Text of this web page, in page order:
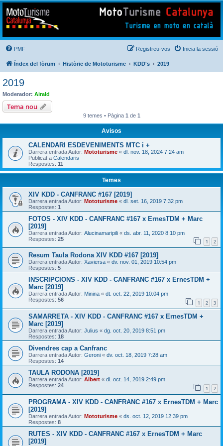
Mototurisme
Turisme en moto en català
PMF Inicia la sessió
Registreu-vos
Índex del fòrum Històric de Mototurisme KDD's 2019
2019
Moderador: Airald
Tema nou
9 temes • Pàgina 1 de 1
Avisos
CALENDARI ESDEVENIMENTS MTC i +
Darrera entrada Autor: Mototurisme « dl. nov. 18, 2024 7:24 am
Publicat a Calendaris
Respostes: 11
Temes
XIV KDD - CANFRANC #167 [2019]
Darrera entrada Autor: Mototurisme « dl. set. 16, 2019 7:32 pm
Respostes: 1
FOTOS - XIV KDD - CANFRANC #167 x ErnesTDM + Marc
[2019]
Darrera entrada Autor: Alucinamaripili « ds. abr. 11, 2020 8:10 pm
Respostes: 25 1 2
Resum Taula Rodona XIV KDD #167 [2019]
Darrera entrada Autor: Xaviersa « dv. nov. 01, 2019 10:54 pm
Respostes: 5
INSCRIPCIONS - XIV KDD - CANFRANC #167 x ErnesTDM +
Marc [2019]
Darrera entrada Autor: Minina « dt. oct. 22, 2019 10:04 pm
Respostes: 56 1 2 3
SAMARRETA - XIV KDD - CANFRANC #167 x ErnesTDM +
Marc [2019]
Darrera entrada Autor: Julius « dg. oct. 20, 2019 8:51 pm
Respostes: 18
Divendres cap a Canfranc
Darrera entrada Autor: Geroni « dv. oct. 18, 2019 7:28 am
Respostes: 14
TAULA RODONA [2019]
Darrera entrada Autor: Albert « dl. oct. 14, 2019 2:49 pm
Respostes: 24 1 2
PROGRAMA - XIV KDD - CANFRANC #167 x ErnesTDM + Marc
[2019]
Darrera entrada Autor: Mototurisme « ds. oct. 12, 2019 12:39 pm
Respostes: 8
RUTES - XIV KDD - CANFRANC #167 x ErnesTDM + Marc
[2019]